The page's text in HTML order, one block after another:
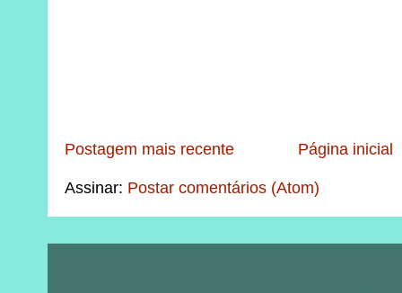
Postagem mais recente Página inicial
Assinar: Postar comentários (Atom)